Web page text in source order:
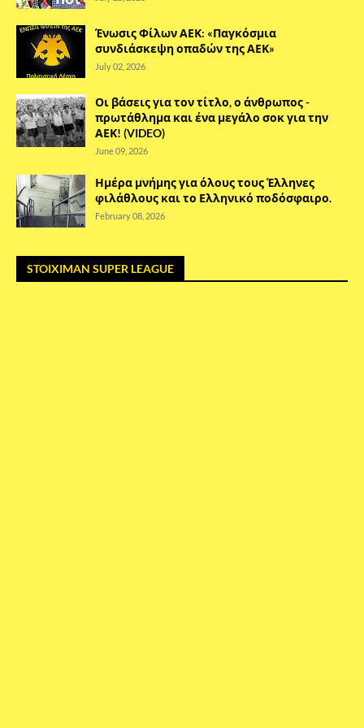
Ένωσις Φίλων ΑΕΚ: «Παγκόσμια
συνδιάσκεψη οπαδών της ΑΕΚ»
July 02, 2026
Οι βάσεις για τον τίτλο, ο άνθρωπος -
πρωτάθλημα και ένα μεγάλο σοκ για την
ΑΕΚ! (VIDEO)
June 09, 2026
Ημέρα μνήμης για όλους τους Έλληνες
φιλάθλους και το Ελληνικό ποδόσφαιρο.
February 08, 2026
STOIXIMAN SUPER LEAGUE